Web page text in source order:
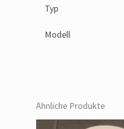
Typ
Modell
Ähnliche Produkte